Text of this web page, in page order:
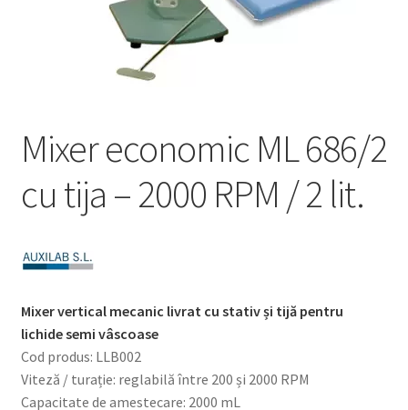
Prelucrarea datelor cu caracter personal
Mixer economic ML 686/2
cu tija – 2000 RPM / 2 lit.
Mixer vertical mecanic livrat cu stativ și tijă pentru
lichide semi vâscoase
Cod produs: LLB002
Viteză / turație: reglabilă între 200 și 2000 RPM
Capacitate de amestecare: 2000 mL